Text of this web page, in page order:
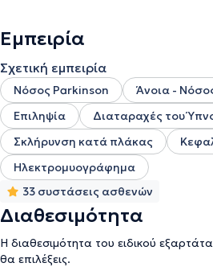
Εμπειρία
Σχετική εμπειρία
Νόσος Parkinson
Άνοια -
Επιληψία
Διαταραχές του
Σκλήρυνση κατά πλάκας
Ηλεκτρομυογράφημα
33 συστάσεις ασθενών
Διαθεσιμότητα
Η διαθεσιμότητα του ειδικού
θα επιλέξεις.